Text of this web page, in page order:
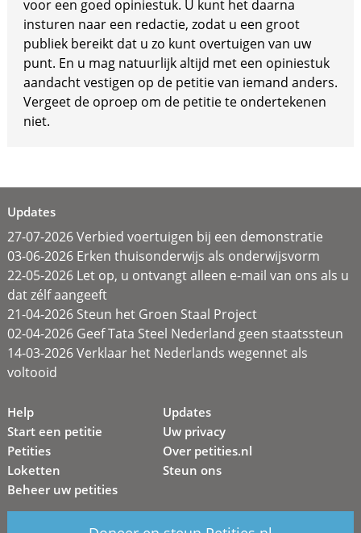
voor een goed opiniestuk. U kunt het daarna
insturen naar een redactie, zodat u een groot
publiek bereikt dat u zo kunt overtuigen van uw
punt. En u mag natuurlijk altijd met een opiniestuk
aandacht vestigen op de petitie van iemand anders.
Vergeet de oproep om de petitie te ondertekenen
niet.
Updates
27-07-2026 Verbied voertuigen bij een demonstratie
03-06-2026 Erken thuisonderwijs als onderwijsvorm
22-05-2026 Let op, u ontvangt alleen e-mail van ons als u
dat zélf aangeeft
21-04-2026 Steun het Groen Staal Project
02-04-2026 Geef Tata Steel Nederland geen staatssteun
14-03-2026 Verklaar het Nederlands wegennet als
voltooid
Help
Start een petitie
Petities
Loketten
Beheer uw petities
Updates
Uw privacy
Over petities.nl
Steun ons